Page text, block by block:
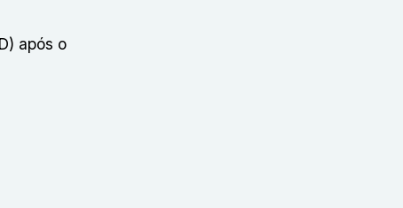
após o